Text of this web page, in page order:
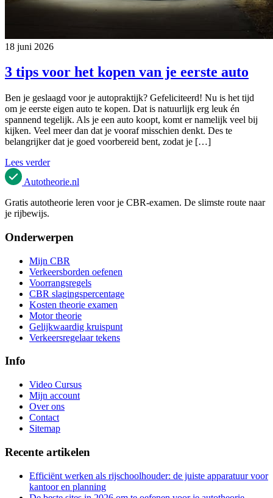
18 juni 2026
3 tips voor het kopen van je eerste auto
Ben je geslaagd voor je autopraktijk? Gefeliciteerd! Nu is het tijd
om je eerste eigen auto te kopen. Dat is natuurlijk erg leuk én
spannend tegelijk. Als je een auto koopt, komt er namelijk veel bij
kijken. Veel meer dan dat je vooraf misschien denkt. Des te
belangrijker dat je goed voorbereid bent, zodat je […]
Lees verder
Autotheorie.nl
Gratis autotheorie leren voor je CBR-examen. De slimste route naar
je rijbewijs.
Onderwerpen
Mijn CBR
Verkeersborden oefenen
Voorrangsregels
CBR slagingspercentage
Kosten theorie examen
Motor theorie
Gelijkwaardig kruispunt
Verkeersregelaar tekens
Info
Video Cursus
Mijn account
Over ons
Contact
Sitemap
Recente artikelen
Efficiënt werken als rijschoolhouder: de juiste apparatuur voor
kantoor en planning